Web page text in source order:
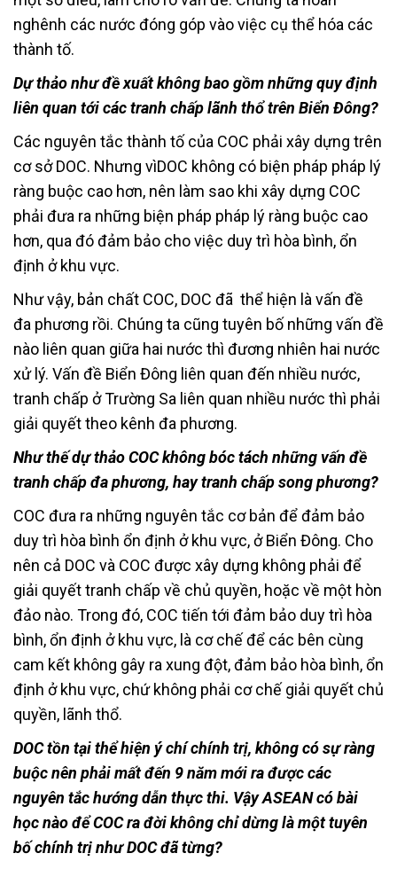
nghênh các nước đóng góp vào việc cụ thể hóa các
thành tố.
Dự thảo như đề xuất không bao gồm những quy định
liên quan tới các tranh chấp lãnh thổ trên Biển Đông?
Các nguyên tắc thành tố của COC phải xây dựng trên
cơ sở DOC. Nhưng vìDOC không có biện pháp pháp lý
ràng buộc cao hơn, nên làm sao khi xây dựng COC
phải đưa ra những biện pháp pháp lý ràng buộc cao
hơn, qua đó đảm bảo cho việc duy trì hòa bình, ổn
định ở khu vực.
Như vậy, bản chất COC, DOC đã thể hiện là vấn đề
đa phương rồi. Chúng ta cũng tuyên bố những vấn đề
nào liên quan giữa hai nước thì đương nhiên hai nước
xử lý. Vấn đề Biển Đông liên quan đến nhiều nước,
tranh chấp ở Trường Sa liên quan nhiều nước thì phải
giải quyết theo kênh đa phương.
Như thế dự thảo COC không bóc tách những vấn đề
tranh chấp đa phương, hay tranh chấp song phương?
COC đưa ra những nguyên tắc cơ bản để đảm bảo
duy trì hòa bình ổn định ở khu vực, ở Biển Đông. Cho
nên cả DOC và COC được xây dựng không phải để
giải quyết tranh chấp về chủ quyền, hoặc về một hòn
đảo nào. Trong đó, COC tiến tới đảm bảo duy trì hòa
bình, ổn định ở khu vực, là cơ chế để các bên cùng
cam kết không gây ra xung đột, đảm bảo hòa bình, ổn
định ở khu vực, chứ không phải cơ chế giải quyết chủ
quyền, lãnh thổ.
DOC tồn tại thể hiện ý chí chính trị, không có sự ràng
buộc nên phải mất đến 9 năm mới ra được các
nguyên tắc hướng dẫn thực thi. Vậy ASEAN có bài
học nào để COC ra đời không chỉ dừng là một tuyên
bố chính trị như DOC đã từng?